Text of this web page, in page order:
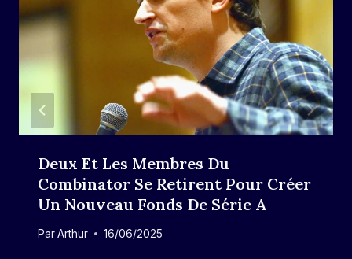
Deux Et Les Membres Du
Combinator Se Retirent Pour Créer
Un Nouveau Fonds De Série A
ParArthur 16/06/2025